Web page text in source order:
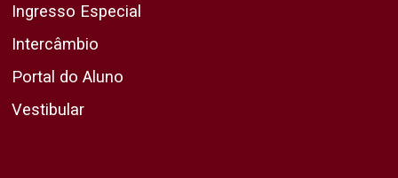
Ingresso Especial
Intercâmbio
Portal do Aluno
Vestibular